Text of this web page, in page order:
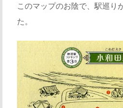
このマップのお陰で、駅巡り
た。